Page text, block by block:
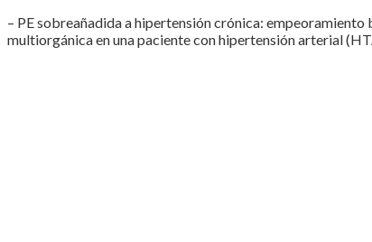
– PE sobreañadida a hipertensión crónica:
multiorgánica en una paciente con hipertensión arterial